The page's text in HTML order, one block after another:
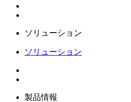
ソリューション
ソリューション
製品情報